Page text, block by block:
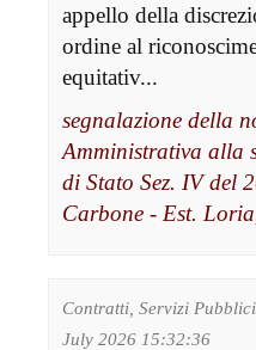
appello della
ordine al
equitativ...
segnalazione della
Amministrativa alla
di Stato Sez. IV del
Carbone - Est.
Contratti, Servizi
July 2026 15:32:36